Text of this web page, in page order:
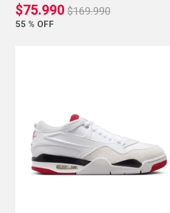
$75.990 $169.990
55 % OFF